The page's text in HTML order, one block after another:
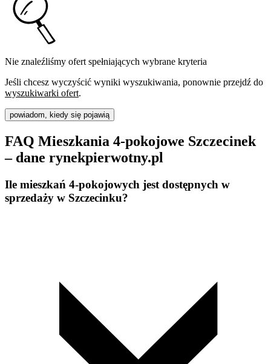
Nie znaleźliśmy ofert spełniających wybrane kryteria
Jeśli chcesz wyczyścić wyniki wyszukiwania, ponownie przejdź do
wyszukiwarki ofert.
powiadom, kiedy się pojawią
FAQ Mieszkania 4-pokojowe Szczecinek
– dane rynekpierwotny.pl
Ile mieszkań 4-pokojowych jest dostępnych w
sprzedaży w Szczecinku?